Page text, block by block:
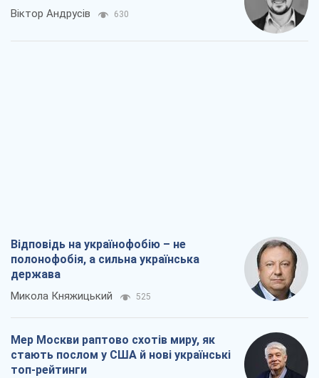
Віктор Андрусів 630
Відповідь на українофобію – не
полонофобія, а сильна українська
держава
Микола Княжицький 525
Мер Москви раптово схотів миру, як
стають послом у США й нові українські
топ-рейтинги